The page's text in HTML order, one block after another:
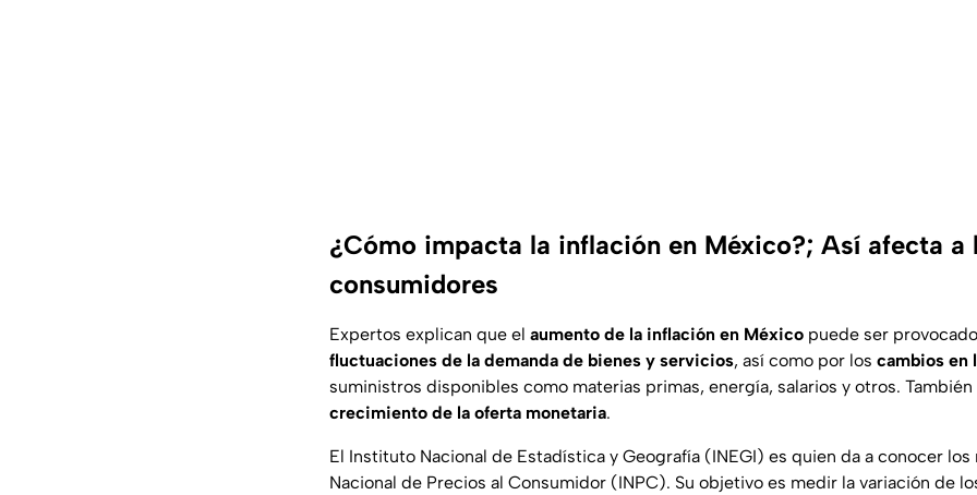
¿Cómo impacta la inflación en México?; Así afecta a
consumidores
Expertos explican que el aumento de la inflación en México puede ser
fluctuaciones de la demanda de bienes y servicios, así como por los cambios en
suministros disponibles como materias primas, energía, salarios y otros.
crecimiento de la oferta monetaria.
El Instituto Nacional de Estadística y Geografía (INEGI) es quien da a conocer
Nacional de Precios al Consumidor (INPC). Su objetivo es medir la variación de